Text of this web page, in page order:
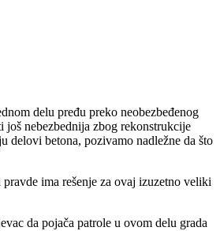
delu pređu preko neobezbeđenog
nebezbednija zbog rekonstrukcije
delovi betona, pozivamo nadležne da što
ima rešenje za ovaj izuzetno veliki
da pojača patrole u ovom delu grada